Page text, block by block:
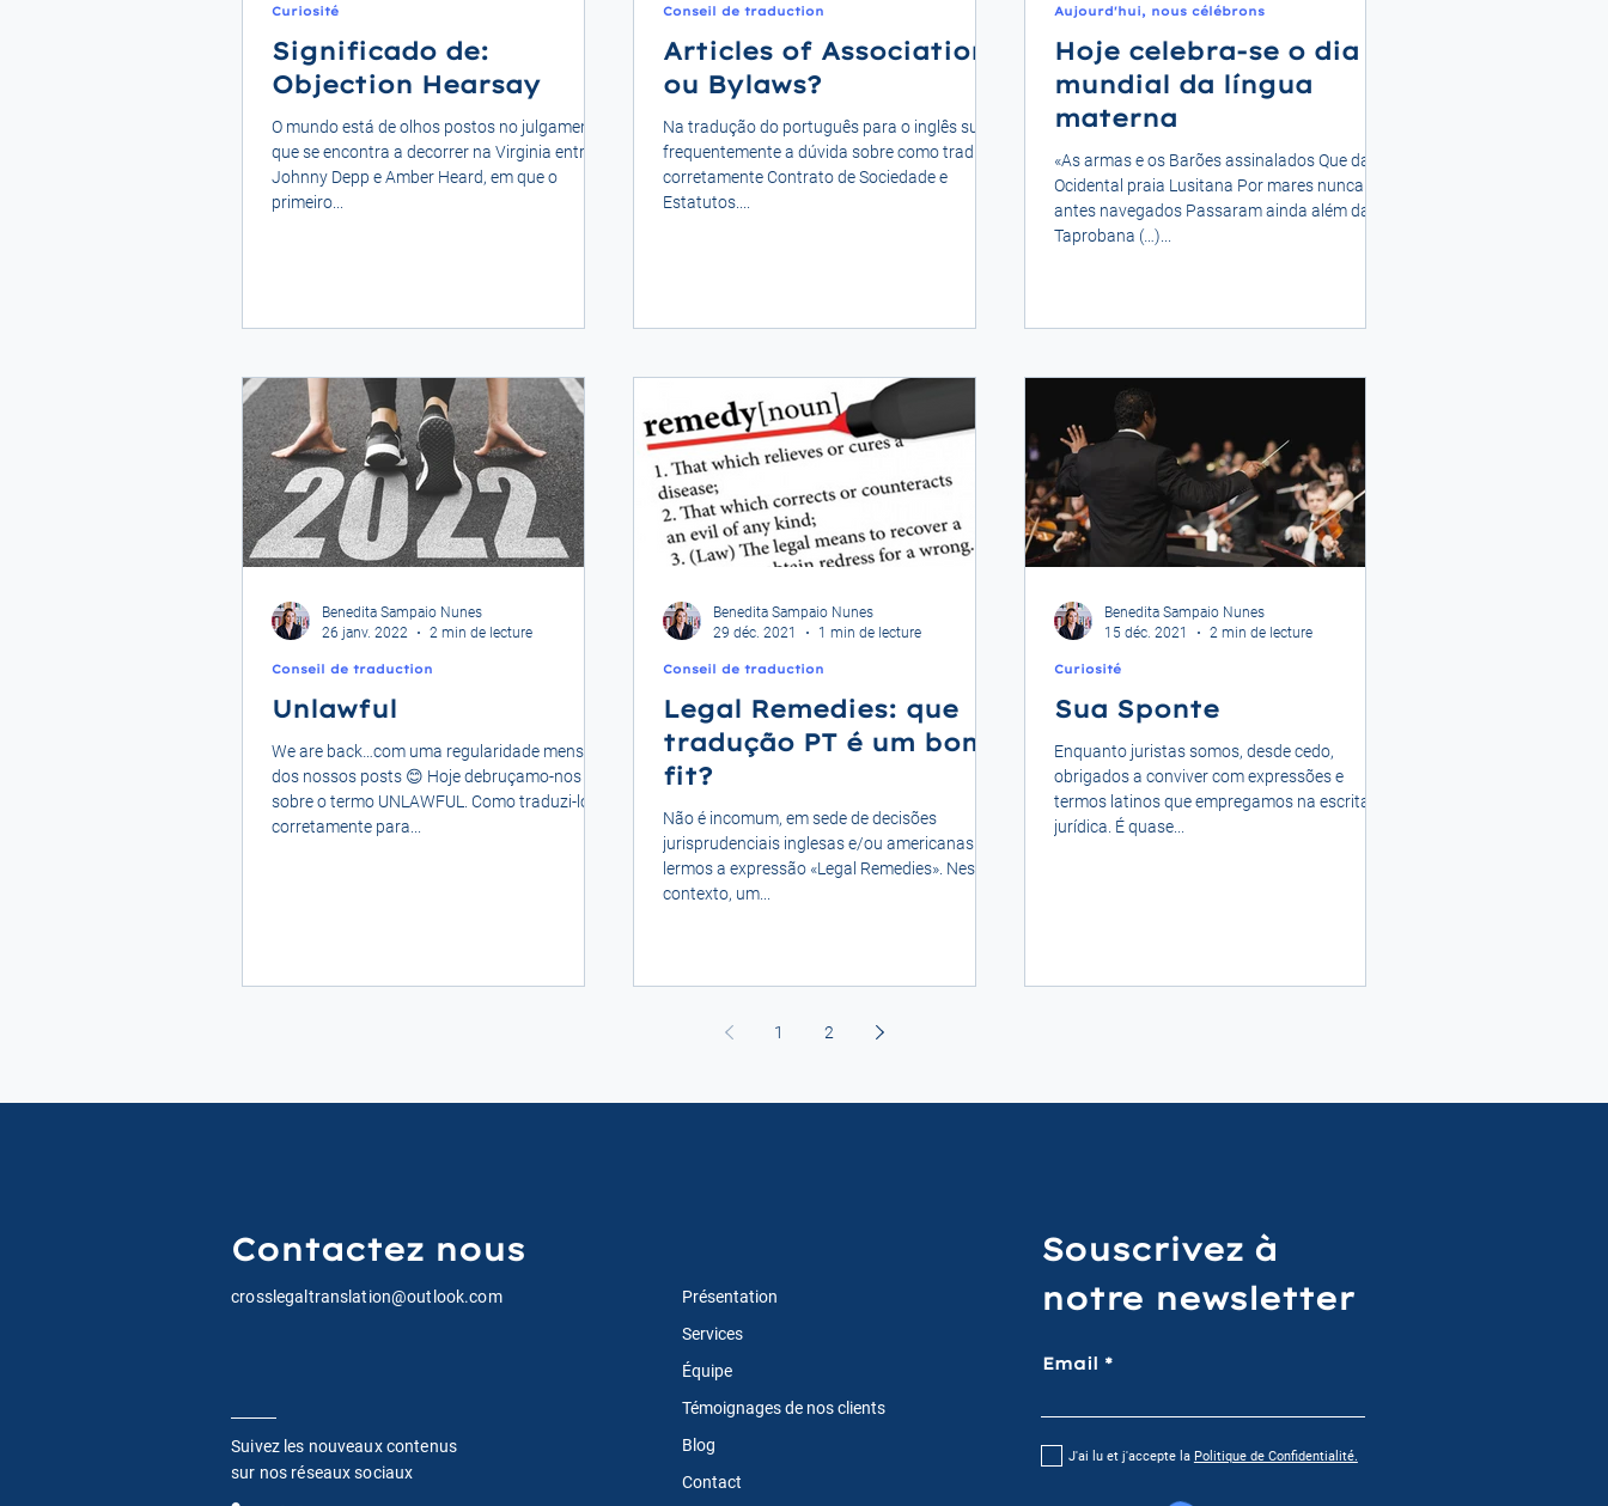
Significado de:
Objection Hearsay
O mundo está de olhos postos no julgamento
que se encontra a decorrer na Virginia entre
Johnny Depp e Amber Heard, em que o
primeiro...
Curiosité
Articles of Association
ou Bylaws?
Na tradução do português para o inglês surge
frequentemente a dúvida sobre como traduzir
corretamente Contrato de Sociedade e
Estatutos....
Conseil de traduction
Hoje celebra-se o dia
mundial da língua
materna
«As armas e os Barões assinalados Que da
Ocidental praia Lusitana Por mares nunca de
antes navegados Passaram ainda além da
Taprobana (…)...
Aujourd'hui, nous célébrons
Unlawful
We are back…com uma regularidade mensal
dos nossos posts 😊 Hoje debruçamo-nos
sobre o termo UNLAWFUL. Como traduzi-lo
corretamente para...
Conseil de traduction
Benedita Sampaio Nunes
26 janv. 2022
2 min de lecture
Legal Remedies: que
tradução PT é um bom
fit?
Não é incomum, em sede de decisões
jurisprudenciais inglesas e/ou americanas
lermos a expressão «Legal Remedies». Neste
contexto, um...
Conseil de traduction
Benedita Sampaio Nunes
29 déc. 2021
1 min de lecture
Sua Sponte
Enquanto juristas somos, desde cedo,
obrigados a conviver com expressões e
termos latinos que empregamos na escrita
jurídica. É quase...
Curiosité
Benedita Sampaio Nunes
15 déc. 2021
2 min de lecture
1 2
Contactez nous
crosslegaltranslation@outlook.com
Suivez les nouveaux contenus
sur nos réseaux sociaux
Présentation
Services
Équipe
Témoignages de nos clients
Blog
Contact
Souscrivez à
notre newsletter
Email
J'ai lu et j'accepte la Politique de Confidentialité.